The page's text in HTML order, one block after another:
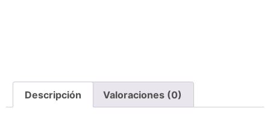
Descripción Valoraciones (0)